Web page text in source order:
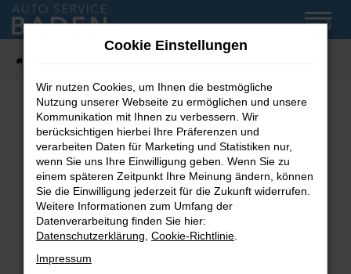
Zum
Hauptinhalt
MENÜ
Fehler: Network Error
Beim Laden ist ein Fehler aufgetreten.
Hier sind ein paar Tipps, die dir helfen können:
Überprüfe deine Firewall und deine
Internetverbindung.
Laden andere Webseiten, zum Beispiel deine
Suchmaschine?
Cookie Einstellungen
Wir nutzen Cookies, um Ihnen die bestmögliche
Nutzung unserer Webseite zu ermöglichen und unsere
Kommunikation mit Ihnen zu verbessern. Wir
berücksichtigen hierbei Ihre Präferenzen und
verarbeiten Daten für Marketing und Statistiken nur,
wenn Sie uns Ihre Einwilligung geben. Wenn Sie zu
einem späteren Zeitpunkt Ihre Meinung ändern, können
Sie die Einwilligung jederzeit für die Zukunft widerrufen.
Weitere Informationen zum Umfang der
Datenverarbeitung finden Sie hier:
Datenschutzerklärung Cookie-Richtlinie
Impressum